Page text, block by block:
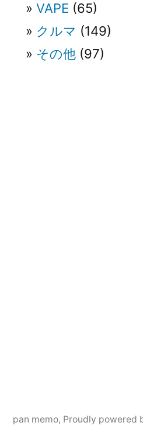
VAPE (65)
クルマ (149)
その他 (97)
pan memo, Proudly powered